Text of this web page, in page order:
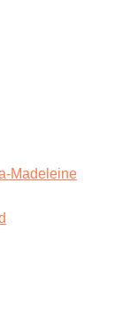
Madeleine